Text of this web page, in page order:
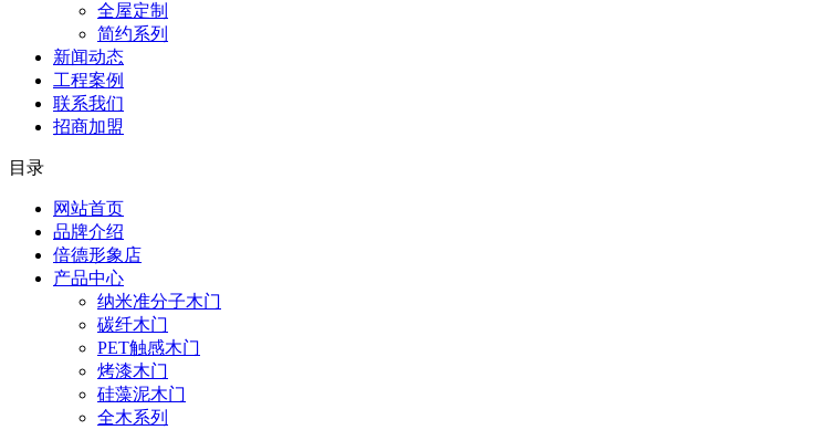
全屋定制
简约系列
新闻动态
工程案例
联系我们
招商加盟
目录
网站首页
品牌介绍
倍德形象店
产品中心
纳米准分子木门
碳纤木门
PET触感木门
烤漆木门
硅藻泥木门
全木系列